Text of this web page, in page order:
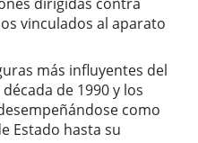
vinculados al aparato
más influyentes del
de 1990 y los
como
Estado hasta su